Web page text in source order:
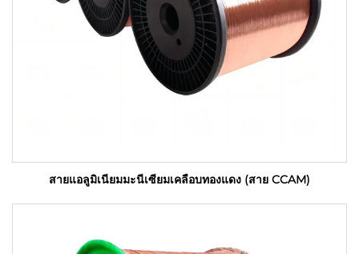
สายแอลูมิเนียมมะนีเซียมเคลือบทองแดง (สาย CCAM)